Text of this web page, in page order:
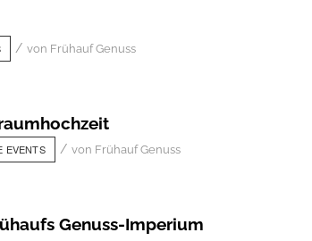
/ von Frühauf Genuss
EVENTS / von Frühauf Genuss
Genuss-Imperium